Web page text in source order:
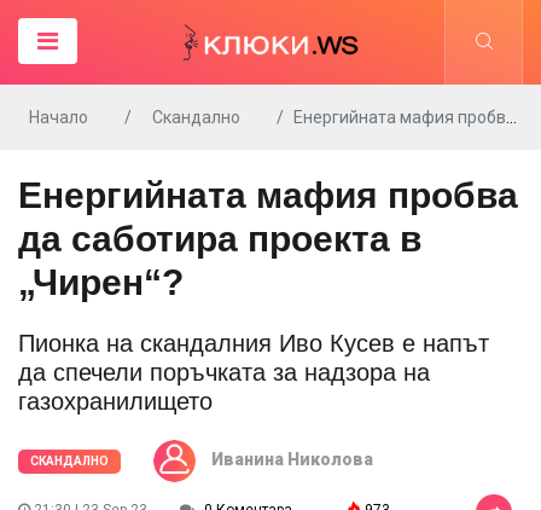
Начало Скандално Енергийната мафия пробва да саботира проекта в „Чирен“?
Енергийната мафия пробва
да саботира проекта в
„Чирен“?
Пионка на скандалния Иво Кусев е напът
да спечели поръчката за надзора на
газохранилището
СКАНДАЛНО Иванина Николова